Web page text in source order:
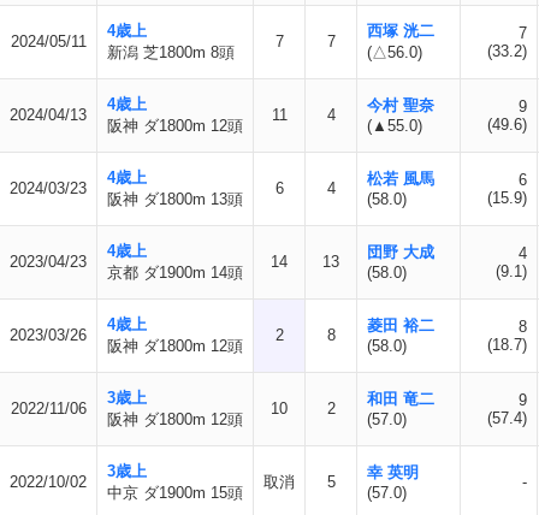
2024/05/11
4歳上
新潟 芝1800m 8頭
7 7
西塚 洸二
(△56.0)
7
(33.2)
2024/04/13
4歳上
阪神 ダ1800m 12頭
11 4
今村 聖奈
(▲55.0)
9
(49.6)
2024/03/23
4歳上
阪神 ダ1800m 13頭
6 4
松若 風馬
(58.0)
6
(15.9)
2023/04/23
4歳上
京都 ダ1900m 14頭
14 13
団野 大成
(58.0)
4
(9.1)
2023/03/26
4歳上
阪神 ダ1800m 12頭
2 8
菱田 裕二
(58.0)
8
(18.7)
2022/11/06
3歳上
阪神 ダ1800m 12頭
10 2
和田 竜二
(57.0)
9
(57.4)
2022/10/02
3歳上
中京 ダ1900m 15頭
取消 5
幸 英明
(57.0)
-